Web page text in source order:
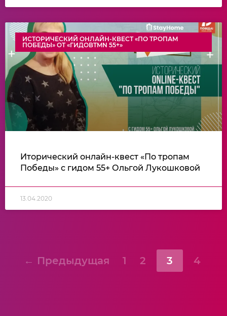
ИСТОРИЧЕСКИЙ ОНЛАЙН-КВЕСТ «ПО ТРОПАМ
ПОБЕДЫ» ОТ «ГИДОВTMN 55+»
Иторический онлайн-квест «По тропам
Победы» с гидом 55+ Ольгой Лукошковой
13.04.2020
← Предыдущая 1 2 3 4